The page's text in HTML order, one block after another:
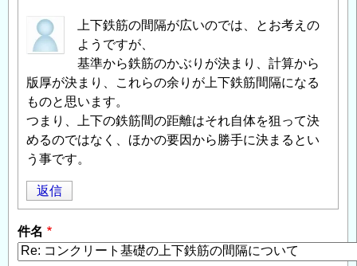
上下鉄筋の間隔が広いのでは、とお考えの
ようですが、
基準から鉄筋のかぶりが決まり、計算から
版厚が決まり、これらの余りが上下鉄筋間隔になる
ものと思います。
つまり、上下の鉄筋間の距離はそれ自体を狙って決
めるのではなく、ほかの要因から勝手に決まるとい
う事です。
返信
件名